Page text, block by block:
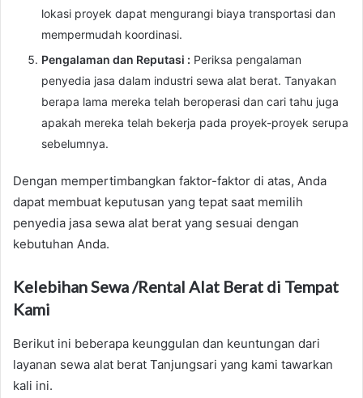
lokasi proyek dapat mengurangi biaya transportasi dan
mempermudah koordinasi.
Pengalaman dan Reputasi : Periksa pengalaman
penyedia jasa dalam industri sewa alat berat. Tanyakan
berapa lama mereka telah beroperasi dan cari tahu juga
apakah mereka telah bekerja pada proyek-proyek serupa
sebelumnya.
Dengan mempertimbangkan faktor-faktor di atas, Anda
dapat membuat keputusan yang tepat saat memilih
penyedia jasa sewa alat berat yang sesuai dengan
kebutuhan Anda.
Kelebihan Sewa /Rental Alat Berat di Tempat
Kami
Berikut ini beberapa keunggulan dan keuntungan dari
layanan sewa alat berat Tanjungsari yang kami tawarkan
kali ini.